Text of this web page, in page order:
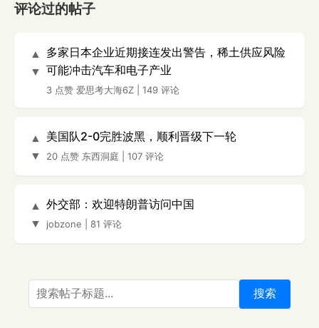
评论过的帖子
▲
▼
多家日本企业近期接连发出警告，稀土供应风险
可能冲击汽车和电子产业
3 点赞 爱思考大海6Z 149 评论
▲
▼
美国队2-0完胜波黑，顺利晋级下一轮
20 点赞 东西洞庭 107 评论
▲
▼
外交部：欢迎特朗普访问中国
jobzone 81 评论
搜索